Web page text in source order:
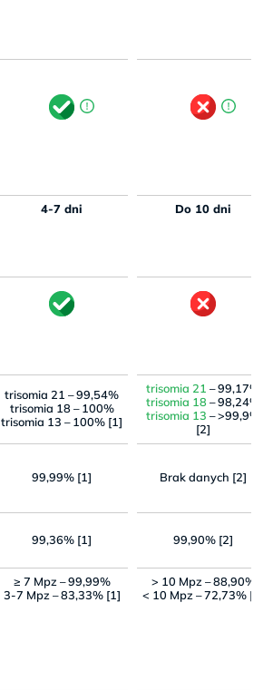
4-7 dni Do 10 dni
trisomia 21 – 99,54%
trisomia 18 – 100%
trisomia 13 – 100% [1]
trisomia 21 – 99,17%
trisomia 18– 98,24%
trisomia 13 – >99,9%
[2]
99,99% [1] Brak danych [2]
99,36% [1] 99,90% [2]
≥ 7 Mpz – 99,99%
3-7 Mpz – 83,33% [1]
> 10 Mpz – 88,90%
< 10 Mpz – 72,73% [2]